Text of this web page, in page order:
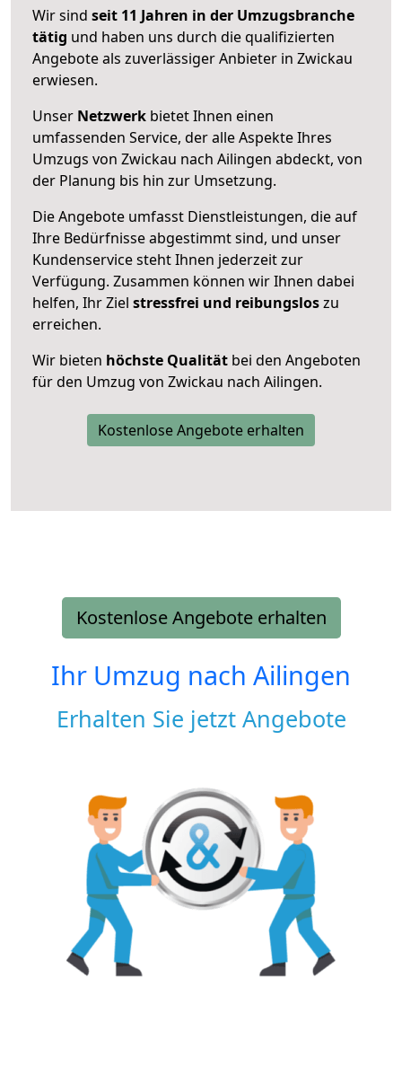
Wir sind seit 11 Jahren in der Umzugsbranche
tätig und haben uns durch die qualifizierten
Angebote als zuverlässiger Anbieter in Zwickau
erwiesen.
Unser Netzwerk bietet Ihnen einen
umfassenden Service, der alle Aspekte Ihres
Umzugs von Zwickau nach Ailingen abdeckt, von
der Planung bis hin zur Umsetzung.
Die Angebote umfasst Dienstleistungen, die auf
Ihre Bedürfnisse abgestimmt sind, und unser
Kundenservice steht Ihnen jederzeit zur
Verfügung. Zusammen können wir Ihnen dabei
helfen, Ihr Ziel stressfrei und reibungsloszu
erreichen.
Wir bieten höchste Qualität bei den Angeboten
für den Umzug von Zwickau nach Ailingen.
Kostenlose Angebote erhalten
Kostenlose Angebote erhalten
Ihr Umzug nach Ailingen
Erhalten Sie jetzt Angebote